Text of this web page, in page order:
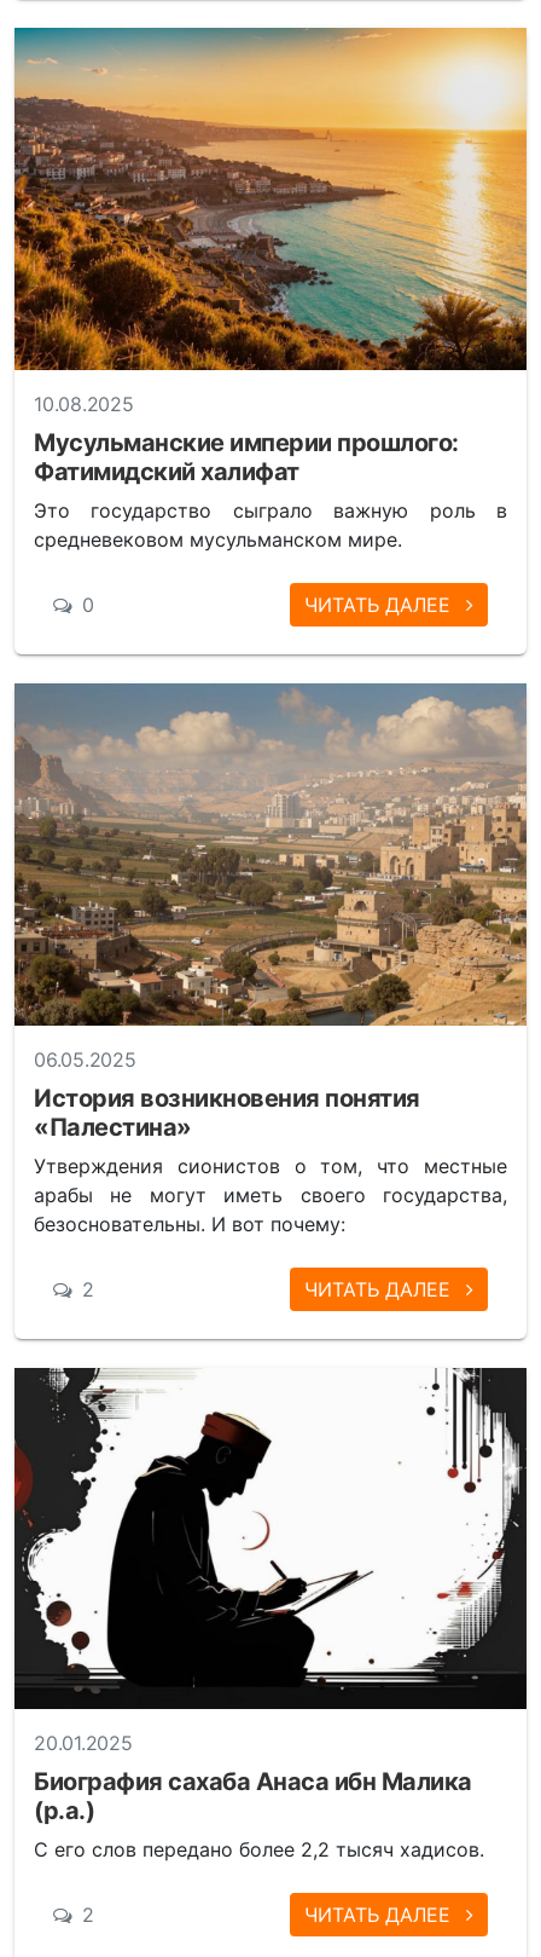
10.08.2025
Мусульманские империи прошлого:
Фатимидский халифат
Это государство сыграло важную роль в
средневековом мусульманском мире.
0 ЧИТАТЬ ДАЛЕЕ
06.05.2025
История возникновения понятия
«Палестина»
Утверждения сионистов о том, что местные
арабы не могут иметь своего государства,
безосновательны. И вот почему:
2 ЧИТАТЬ ДАЛЕЕ
20.01.2025
Биография сахаба Анаса ибн Малика
(р.а.)
С его слов передано более 2,2 тысяч хадисов.
2 ЧИТАТЬ ДАЛЕЕ